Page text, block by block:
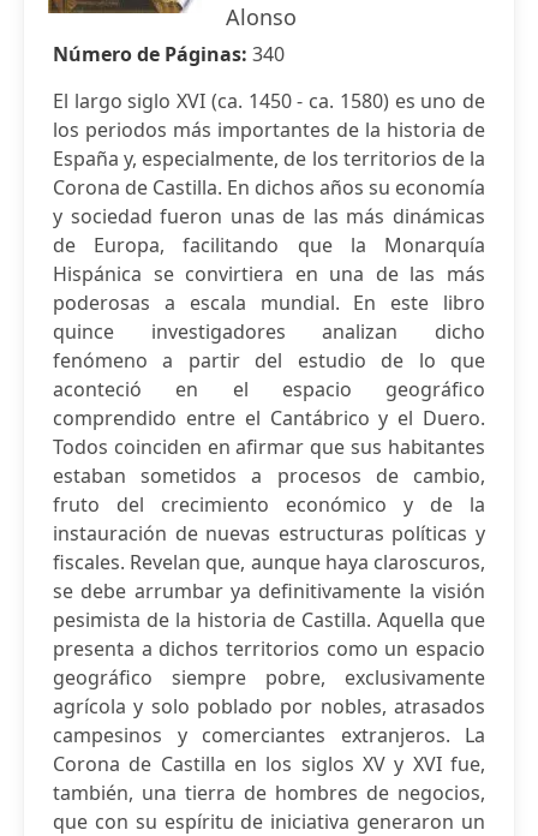
Alonso
Número de Páginas: 340
El largo siglo XVI (ca. 1450 - ca. 1580) es uno de
los periodos más importantes de la historia de
España y, especialmente, de los territorios de la
Corona de Castilla. En dichos años su economía
y sociedad fueron unas de las más dinámicas
de Europa, facilitando que la Monarquía
Hispánica se convirtiera en una de las más
poderosas a escala mundial. En este libro
quince investigadores analizan dicho
fenómeno a partir del estudio de lo que
aconteció en el espacio geográfico
comprendido entre el Cantábrico y el Duero.
Todos coinciden en afirmar que sus habitantes
estaban sometidos a procesos de cambio,
fruto del crecimiento económico y de la
instauración de nuevas estructuras políticas y
fiscales. Revelan que, aunque haya claroscuros,
se debe arrumbar ya definitivamente la visión
pesimista de la historia de Castilla. Aquella que
presenta a dichos territorios como un espacio
geográfico siempre pobre, exclusivamente
agrícola y solo poblado por nobles, atrasados
campesinos y comerciantes extranjeros. La
Corona de Castilla en los siglos XV y XVI fue,
también, una tierra de hombres de negocios,
que con su espíritu de iniciativa generaron un